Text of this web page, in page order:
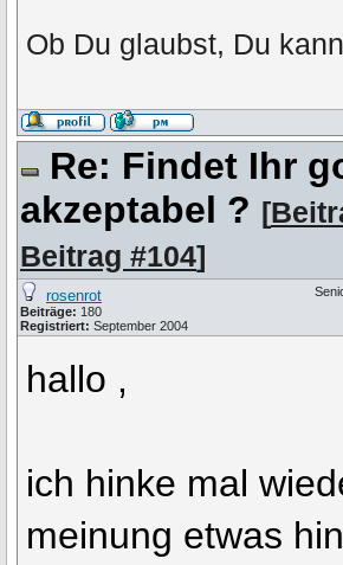
Ob Du glaubst, Du
Re: Findet Ihr
akzeptabel ? [
Beitrag #104]
rosenrot
Beiträge: 180
Registriert: September 2004
hallo ,
ich hinke mal
meinung etwas